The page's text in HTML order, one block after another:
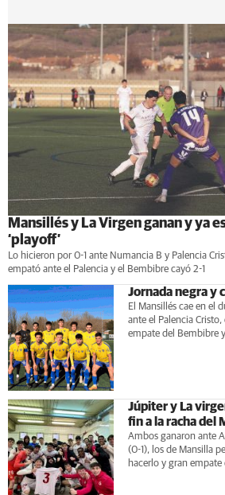
Mansillés y La Virgen ganan y ya
‘playoff’
Lo hicieron por 0-1 ante Numancia B y Palencia
empató ante el Palencia y el Bembibre cayó 2-1
Jornada negra y
El Mansillés cae en el
ante el Palencia
empate del Bembibre
Júpiter y La
fin a la racha del
Ambos ganaron ante
(0-1), los de Mansilla
hacerlo y gran